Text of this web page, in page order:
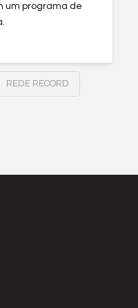
um programa de
REDE RECORD